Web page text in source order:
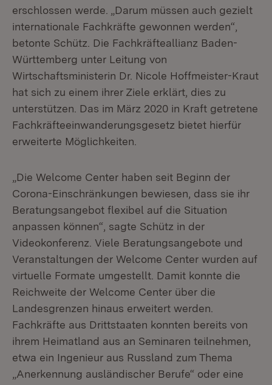
erschlossen werde. „Darum müssen auch gezielt
internationale Fachkräfte gewonnen werden“,
betonte Schütz. Die Fachkräfteallianz Baden-
Württemberg unter Leitung von
Wirtschaftsministerin Dr. Nicole Hoffmeister-Kraut
hat sich zu einem ihrer Ziele erklärt, dies zu
unterstützen. Das im März 2020 in Kraft getretene
Fachkräfteeinwanderungsgesetz bietet hierfür
erweiterte Möglichkeiten.
„Die Welcome Center haben seit Beginn der
Corona-Einschränkungen bewiesen, dass sie ihr
Beratungsangebot flexibel auf die Situation
anpassen können“, sagte Schütz in der
Videokonferenz. Viele Beratungsangebote und
Veranstaltungen der Welcome Center wurden auf
virtuelle Formate umgestellt. Damit konnte die
Reichweite der Welcome Center über die
Landesgrenzen hinaus erweitert werden.
Fachkräfte aus Drittstaaten konnten bereits von
ihrem Heimatland aus an Seminaren teilnehmen,
etwa ein Ingenieur aus Russland zum Thema
„Anerkennung ausländischer Berufe“ oder eine